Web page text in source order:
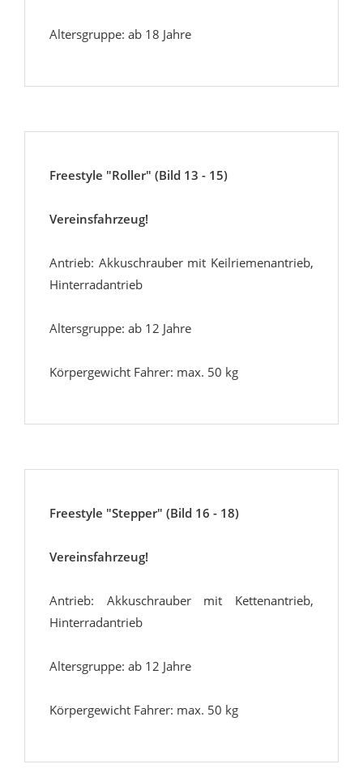
Altersgruppe: ab 18 Jahre
Freestyle "Roller" (Bild 13 - 15)
Vereinsfahrzeug!
Antrieb: Akkuschrauber mit Keilriemenantrieb,
Hinterradantrieb
Altersgruppe: ab 12 Jahre
Körpergewicht Fahrer: max. 50 kg
Freestyle "Stepper" (Bild 16 - 18)
Vereinsfahrzeug!
Antrieb: Akkuschrauber mit Kettenantrieb,
Hinterradantrieb
Altersgruppe: ab 12 Jahre
Körpergewicht Fahrer: max. 50 kg